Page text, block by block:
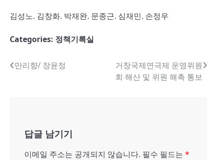
김성노. 김창화. 박재완. 문종근. 심재민. 손정우
Categories: 정책기록실
글만리향/ 장윤정
거창국제연극제 운영위원
회 해산 및 위원 해촉 통보
답글 남기기
이메일 주소는 공개되지 않습니다. 필수 필드는 *